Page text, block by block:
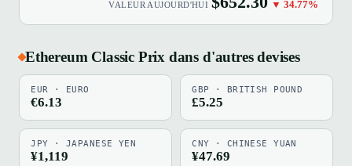
VALEUR AUJOURD'HUI ▼ 34.77%
Ethereum Classic Prix dans d'autres devises
EUR · EURO
€6.13
GBP · BRITISH POUND
£5.25
JPY · JAPANESE YEN
¥1,119
CNY · CHINESE YUAN
¥47.69